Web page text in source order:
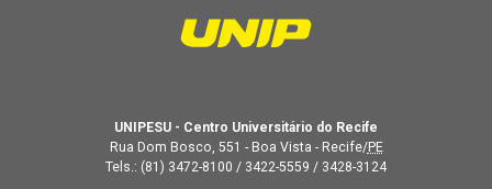
UNIPESU - Centro Universitário do Recife
Rua Dom Bosco, 551 - Boa Vista - Recife/PE
Tels.: (81) 3472-8100 / 3422-5559 / 3428-3124